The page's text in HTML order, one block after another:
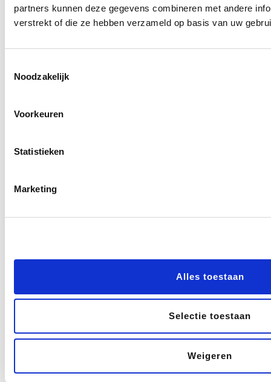
partners kunnen deze gegevens combineren met andere
verstrekt of die ze hebben verzameld op basis van uw
Noodzakelijk
Voorkeuren
Statistieken
Marketing
Alles toestaan
Selectie toestaan
Weigeren
bezighoudt met het beheren
materialen van de organisatie.
De vakinhoudelijke functie
deskundigheid. Denk daarbij
in het schoolbestuur, de arts
De pr-functie
Kan conflicteren met de
daar goede afspraken over.
bestuurder die is aangewezen
een bepaalde groepering van